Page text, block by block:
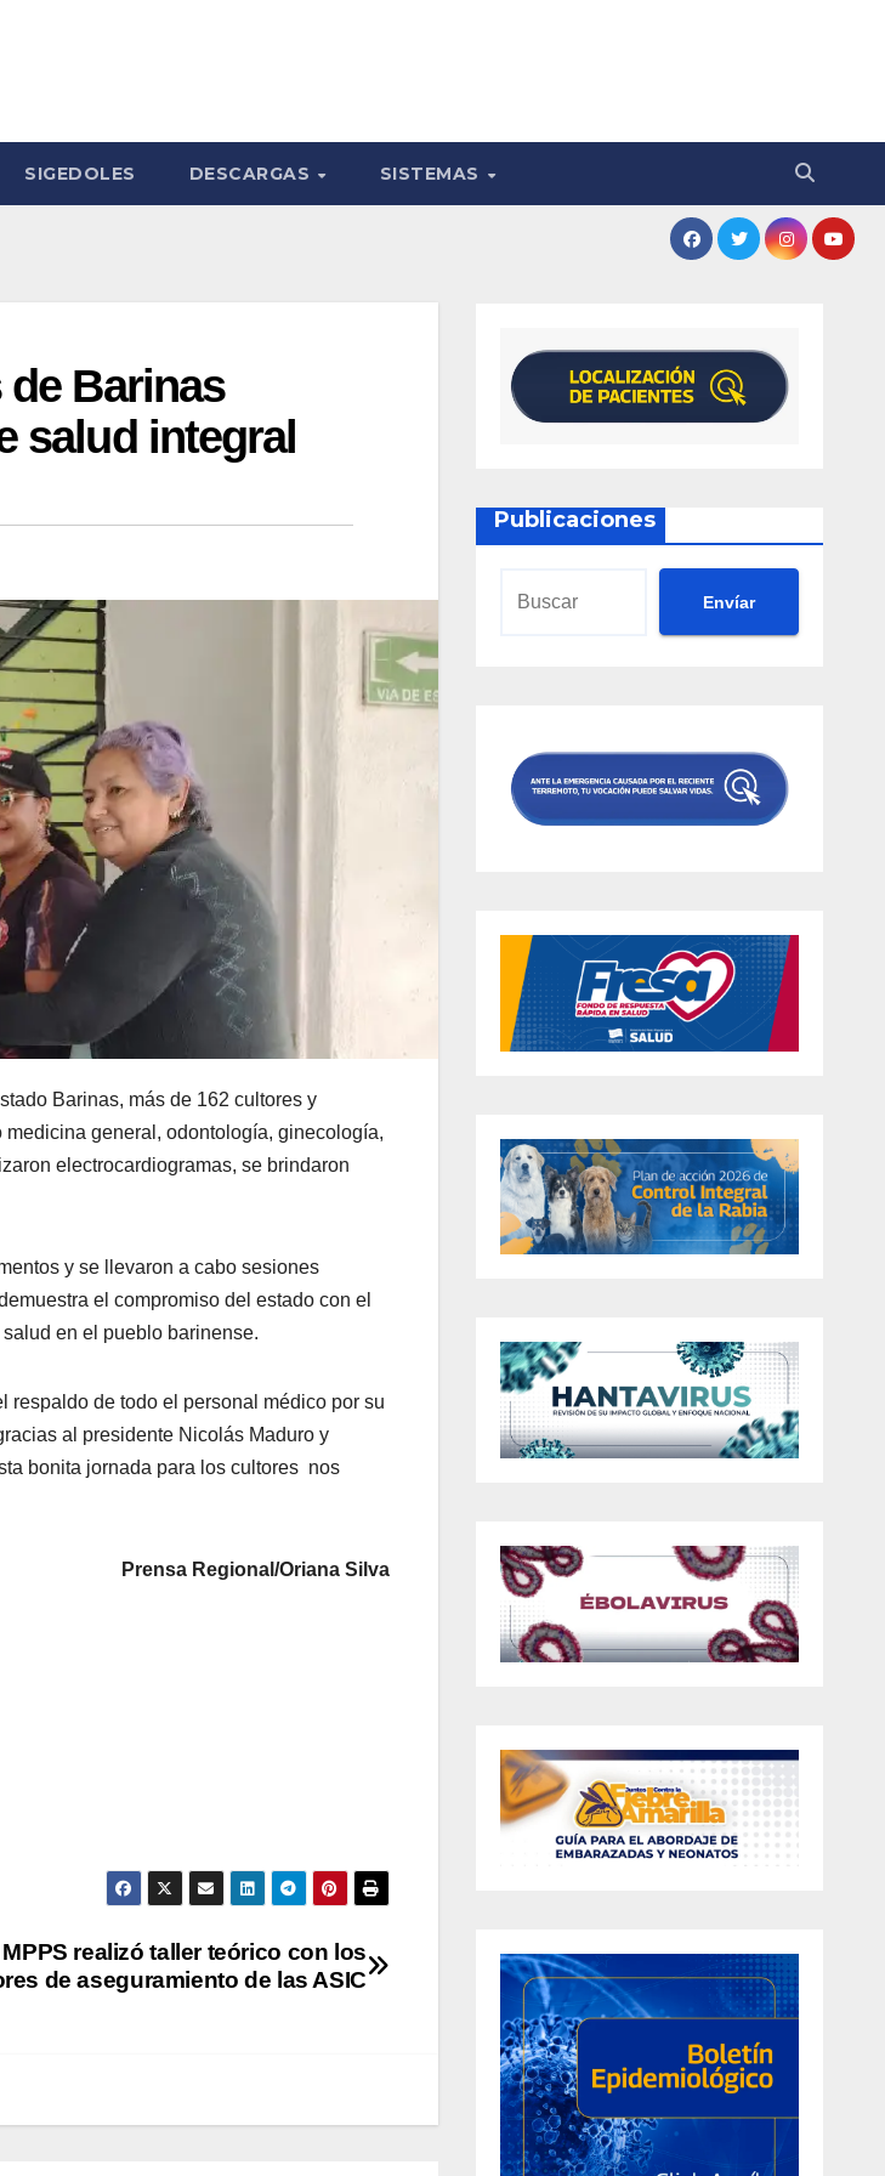
SIGEDOLES DESCARGAS SISTEMAS
Barinas
salud integral
Barinas, más de 162 cultores y
general, odontología, ginecología,
electrocardiogramas, se brindaron
y se llevaron a cabo sesiones
el compromiso del estado con el
en el pueblo barinense.
respaldo de todo el personal médico por su
al presidente Nicolás Maduro y
bonita jornada para los cultores nos
Prensa Regional/Oriana Silva
MPPS realizó taller teórico con los
de aseguramiento de las ASIC
Publicaciones
Envíar